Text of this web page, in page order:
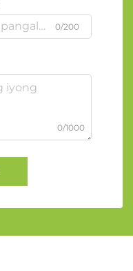
0/200
0/1000